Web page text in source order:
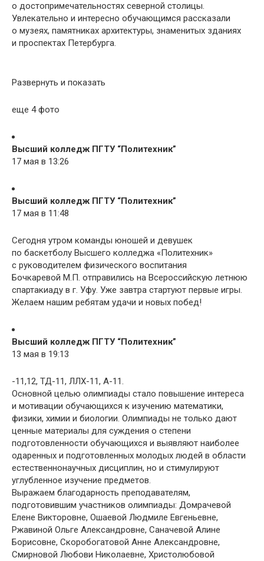
о достопримечательностях северной столицы.
Увлекательно и интересно обучающимся рассказали
о музеях, памятниках архитектуры, знаменитых зданиях
и проспектах Петербурга.
Развернуть и показать
еще 4 фото
Высший колледж ПГТУ “Политехник”
17 мая в 13:26
Высший колледж ПГТУ “Политехник”
17 мая в 11:48
Сегодня утром команды юношей и девушек
по баскетболу Высшего колледжа «Политехник»
с руководителем физического воспитания
Бочкаревой М.П. отправились на Всероссийскую летнюю
спартакиаду в г. Уфу. Уже завтра стартуют первые игры.
Желаем нашим ребятам удачи и новых побед!
Высший колледж ПГТУ “Политехник”
13 мая в 19:13
-11,12, ТД-11, ЛЛХ-11, А-11.
Основной целью олимпиады стало повышение интереса
и мотивации обучающихся к изучению математики,
физики, химии и биологии. Олимпиады не только дают
ценные материалы для суждения о степени
подготовленности обучающихся и выявляют наиболее
одаренных и подготовленных молодых людей в области
естественнонаучных дисциплин, но и стимулируют
углубленное изучение предметов.
Выражаем благодарность преподавателям,
подготовившим участников олимпиады: Домрачевой
Елене Викторовне, Ошаевой Людмиле Евгеньевне,
Ржавиной Ольге Александровне, Саначевой Алине
Борисовне, Скоробогатовой Анне Александровне,
Смирновой Любови Николаевне, Христолюбовой